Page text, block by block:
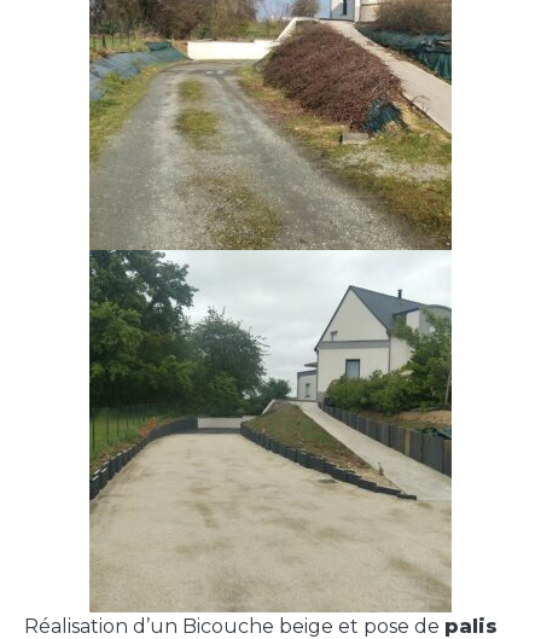
Réalisation d’un Bicouche beige et pose de palis